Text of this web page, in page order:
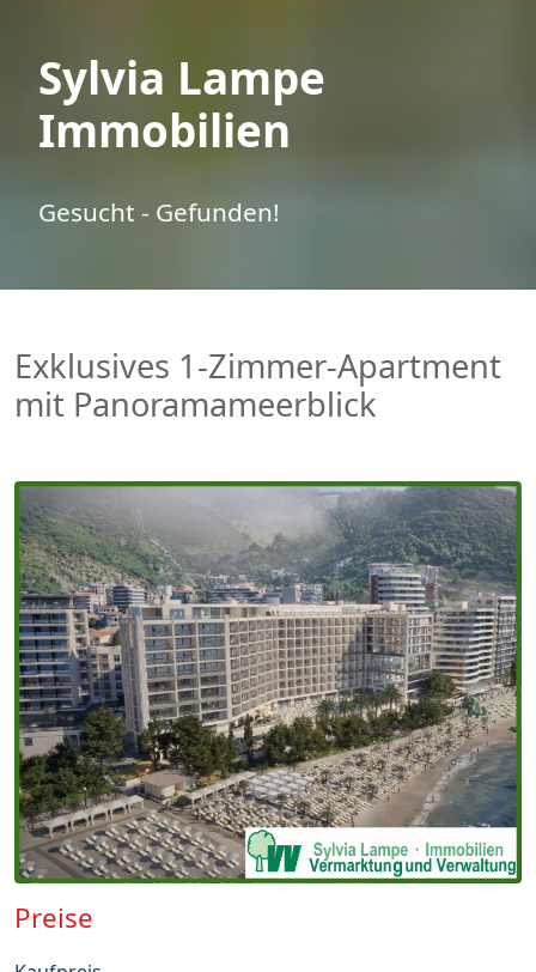
Sylvia Lampe
Immobilien
Gesucht - Gefunden!
Exklusives 1-Zimmer-Apartment
mit Panoramameerblick
Preise